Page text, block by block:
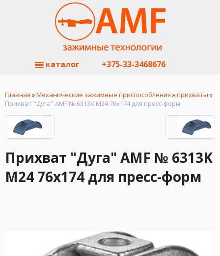
каталог +375-33-3468676
Главная »Механические зажимные приспособления »прихваты »
Прихват "Дуга" AMF № 6313K М24 76х174 для пресс-форм
Прихват "Дуга" AMF № 6313K
М24 76х174 для пресс-форм